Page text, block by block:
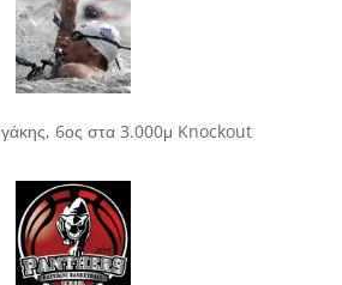
6ος στα 3.000μ Knockout